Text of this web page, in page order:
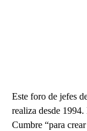
Este foro de jefes
realiza desde
Cumbre “para